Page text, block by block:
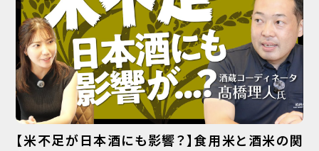
【米不足が日本酒にも影響？】食用米と酒米の関